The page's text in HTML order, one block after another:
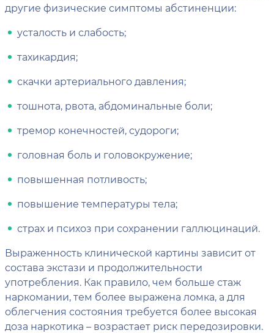
другие физические симптомы абстиненции:
усталость и слабость;
тахикардия;
скачки артериального давления;
тошнота, рвота, абдоминальные боли;
тремор конечностей, судороги;
головная боль и головокружение;
повышенная потливость;
повышение температуры тела;
страх и психоз при сохранении галлюцинаций.
Выраженность клинической картины зависит от
состава экстази и продолжительности
употребления. Как правило, чем больше стаж
наркомании, тем более выражена ломка, а для
облегчения состояния требуется более высокая
доза наркотика – возрастает риск передозировки.